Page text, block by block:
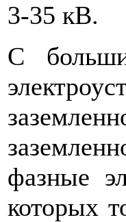
3-35 кВ.
С
фазные
которых